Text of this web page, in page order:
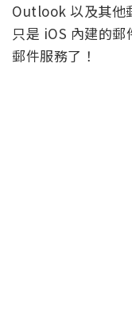
Outlook 以及其他
只是 iOS 內建的
郵件服務了！